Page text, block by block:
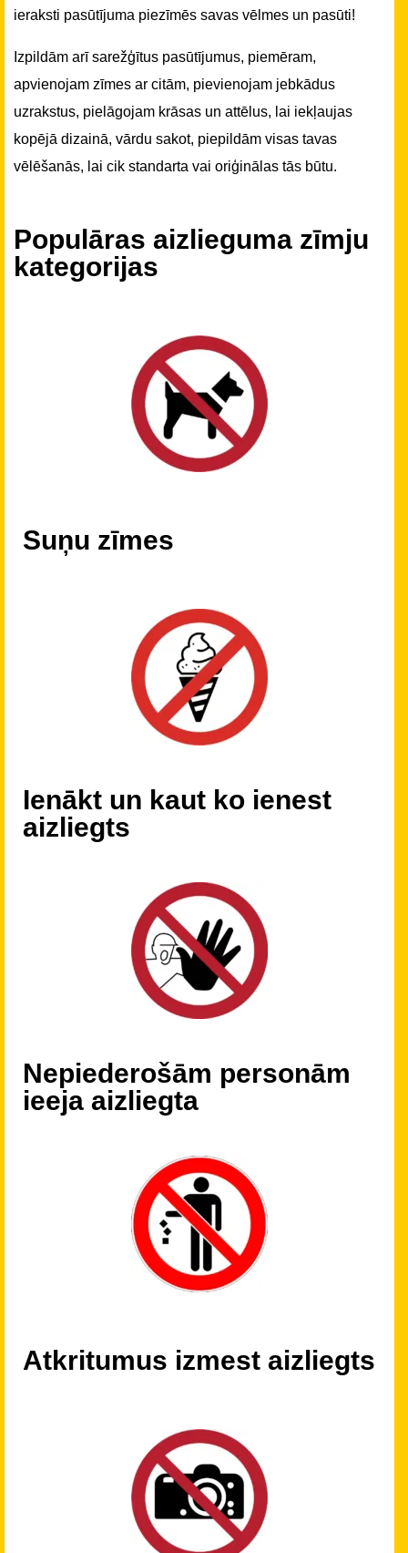
ieraksti pasūtījuma piezīmēs savas vēlmes un pasūti!
Izpildām arī sarežģītus pasūtījumus, piemēram,
apvienojam zīmes ar citām, pievienojam jebkādus
uzrakstus, pielāgojam krāsas un attēlus, lai iekļaujas
kopējā dizainā, vārdu sakot, piepildām visas tavas
vēlēšanās, lai cik standarta vai oriģinālas tās būtu.
Populāras aizlieguma zīmju
kategorijas
Suņu zīmes
Ienākt un kaut ko ienest
aizliegts
Nepiederošām personām
ieeja aizliegta
Atkritumus izmest aizliegts